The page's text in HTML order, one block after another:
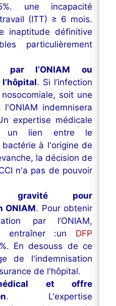
une incapacité
(ITT) ≥ 6 mois.
inaptitude définitive
particulièrement
par l’ONIAM ou
. Si l’infection
soit une
l'ONIAM indemnisera
expertise médicale
un lien entre le
à l'origine de
la décision de
n'a pas de pouvoir
pour
ONIAM. Pour obtenir
par l’ONIAM,
entraîner :un DFP
En desouss de ce
de l'indemnisation
de l'hôpital.
et offre
. L'expertise